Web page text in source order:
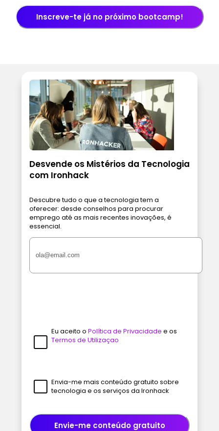
Inscreve-te já no próximo bootcamp!
Desvende os Mistérios da Tecnologia
com Ironhack
Descubre tudo o que a tecnologia tem a
oferecer: desde conselhos para procurar
emprego até as mais recentes inovações, é
essencial.
Eu aceito o Política de Privacidade e os
Termos de Utilizaçao
Envia-me mais conteúdo gratuito sobre
tecnologia e os serviços da Ironhack
Envie-me conteúdo gratuito